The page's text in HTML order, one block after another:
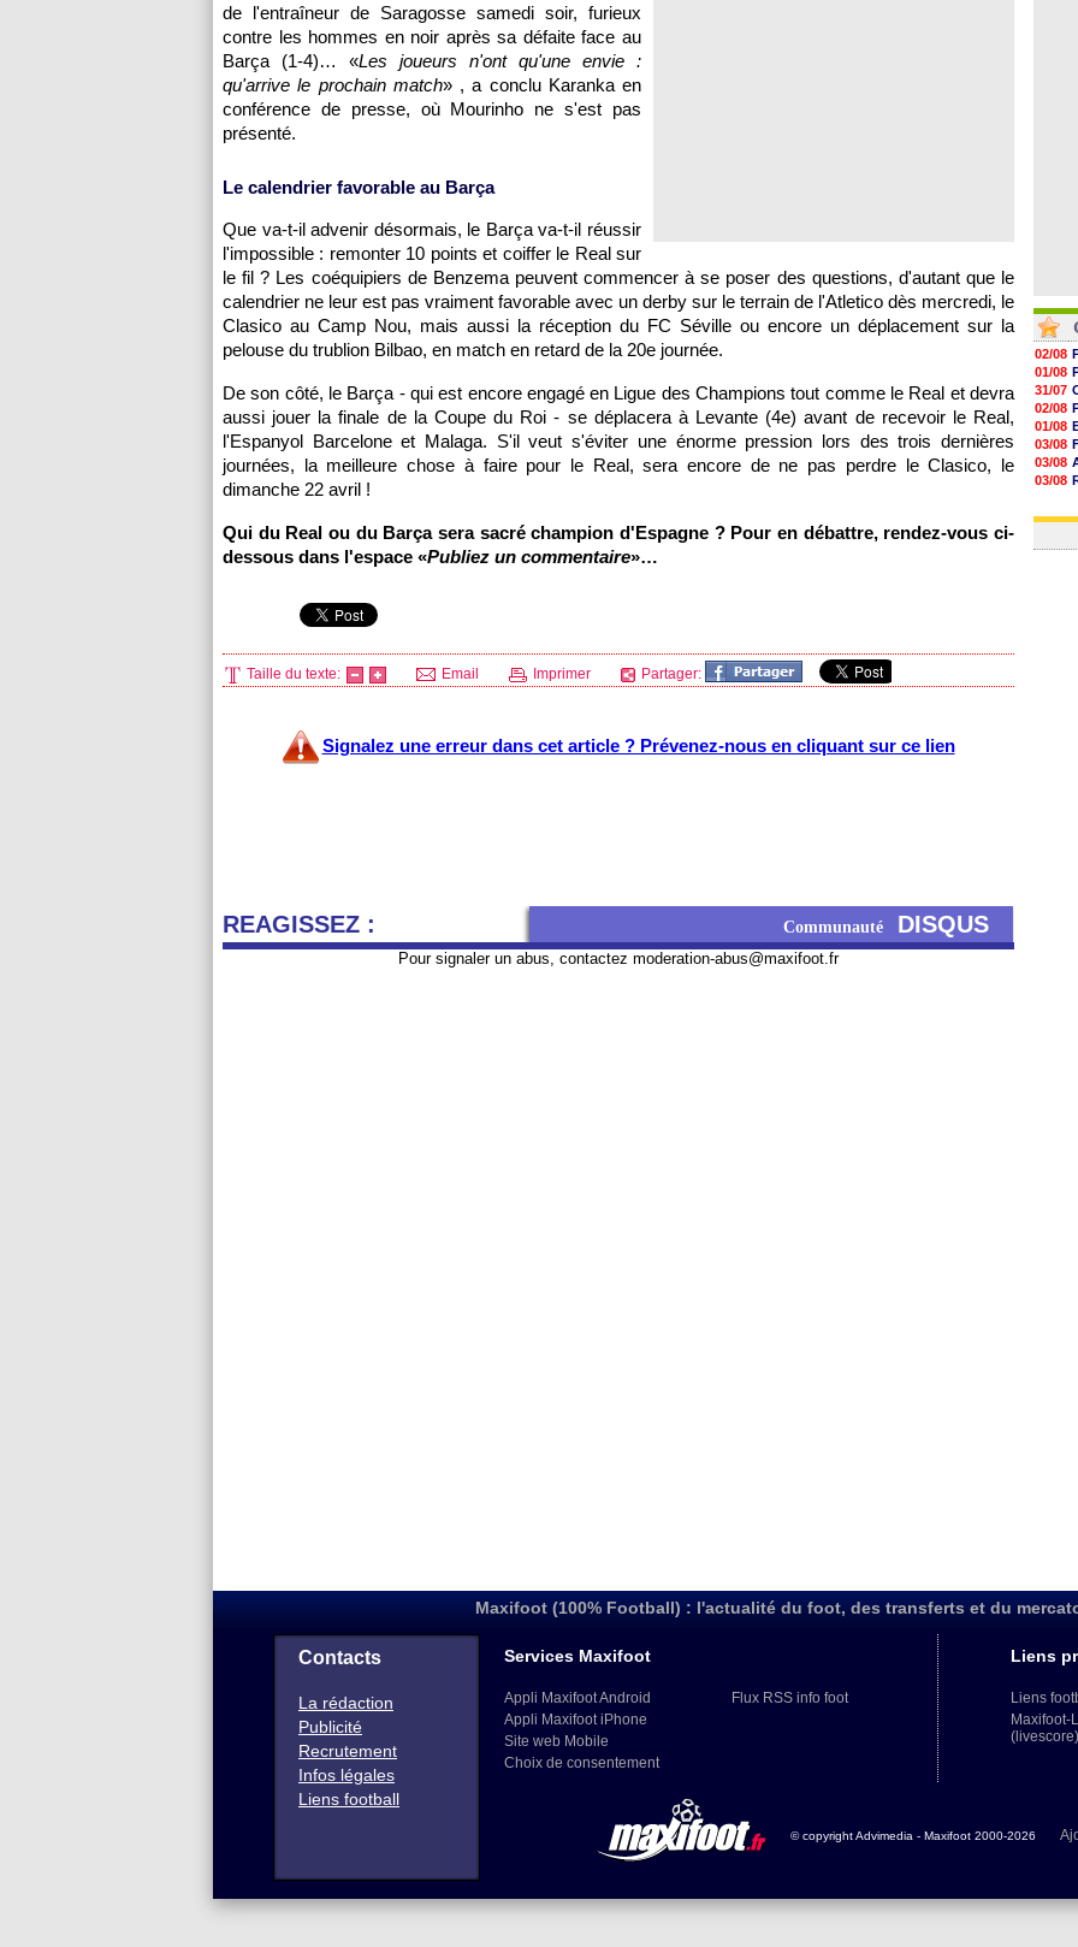
de l'entraîneur de Saragosse samedi soir, furieux
contre les hommes en noir après sa défaite face au
Barça (1-4)… «Les joueurs n'ont qu'une envie :
qu'arrive le prochain match» , a conclu Karanka en
conférence de presse, où Mourinho ne s'est pas
présenté.
Le calendrier favorable au Barça
Que va-t-il advenir désormais, le Barça va-t-il réussir
l'impossible : remonter 10 points et coiffer le Real sur
le fil ? Les coéquipiers de Benzema peuvent commencer à se poser des questions, d'autant que le
calendrier ne leur est pas vraiment favorable avec un derby sur le terrain de l'Atletico dès mercredi, le
Clasico au Camp Nou, mais aussi la réception du FC Séville ou encore un déplacement sur la
pelouse du trublion Bilbao, en match en retard de la 20e journée.
De son côté, le Barça - qui est encore engagé en Ligue des Champions tout comme le Real et devra
aussi jouer la finale de la Coupe du Roi - se déplacera à Levante (4e) avant de recevoir le Real,
l'Espanyol Barcelone et Malaga. S'il veut s'éviter une énorme pression lors des trois dernières
journées, la meilleure chose à faire pour le Real, sera encore de ne pas perdre le Clasico, le
dimanche 22 avril !
Qui du Real ou du Barça sera sacré champion d'Espagne ? Pour en débattre, rendez-vous ci-
dessous dans l'espace «Publiez un commentaire»…
Taille du texte: Email Imprimer Partager:
Signalez une erreur dans cet article ? Prévenez-nous en cliquant sur ce lien
REAGISSEZ : Communauté DISQUS
Pour signaler un abus, contactez moderation-abus@maxifoot.fr
02/08
01/08
31/07
02/08
01/08
03/08
03/08
03/08
31/07
Maxifoot (100% Football) : l'actualité du foot, des transferts et du
Contacts
La rédaction
Publicité
Recrutement
Infos légales
Liens football
Services Maxifoot
Appli Maxifoot Android
Appli Maxifoot iPhone
Site web Mobile
Choix de consentement
Flux RSS info foot
Liens
Liens
Maxifoot-
(livescore)
© copyright Advimedia - Maxifoot 2000-2026